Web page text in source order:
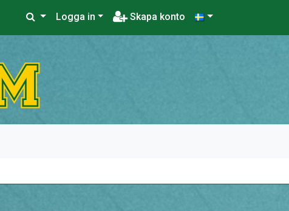
Logga in Skapa konto